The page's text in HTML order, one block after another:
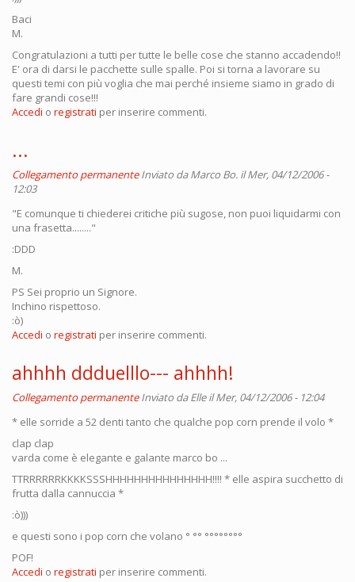
Baci
M.
Congratulazioni a tutti per tutte le belle cose che stanno accadendo!!
E' ora di darsi le pacchette sulle spalle. Poi si torna a lavorare su
questi temi con più voglia che mai perché insieme siamo in grado di
fare grandi cose!!!
Accedi o registrati per inserire commenti.
...
Collegamento permanente Inviato daMarco Bo. il Mer, 04/12/2006 -
12:03
"E comunque ti chiederei critiche più sugose, non puoi liquidarmi con
una frasetta........"
:DDD
M.
PS Sei proprio un Signore.
Inchino rispettoso.
:ò)
Accedi o registrati per inserire commenti.
ahhhh ddduelllo--- ahhhh!
Collegamento permanente Inviato daElleil Mer, 04/12/2006 - 12:04
* elle sorride a 52 denti tanto che qualche pop corn prende il volo *
clap clap
varda come è elegante e galante marco bo ...
TTRRRRRRKKKKSSSHHHHHHHHHHHHHHH!!!! * elle aspira succhetto di
frutta dalla cannuccia *
:ò)))
e questi sono i pop corn che volano ° °° °°°°°°°°
POF!
Accedi o registrati per inserire commenti.